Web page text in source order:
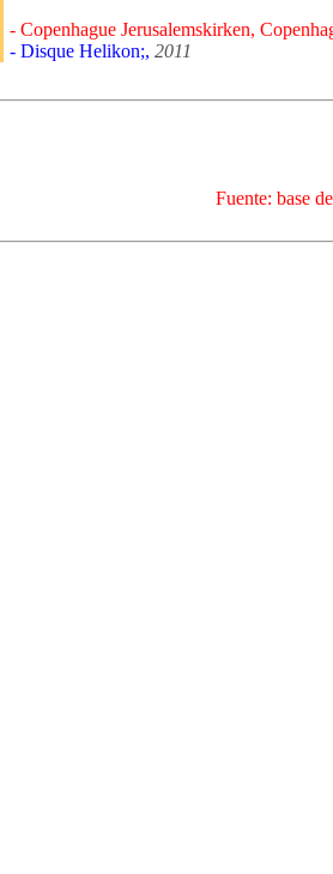
- Copenhague Jerusalemskirken,
- Disque Helikon;, 2011
Fuente: base